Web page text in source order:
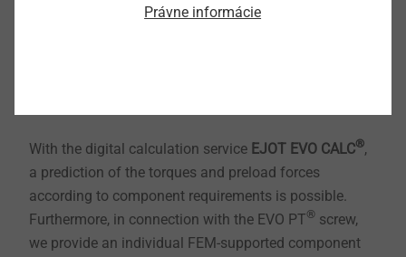
With the digital calculation service EJOT EVO CALC®,
a prediction of the torques and preload forces
according to component requirements is possible.
Furthermore, in connection with the EVO PT® screw,
we provide an individual FEM-supported component
Právne informácie